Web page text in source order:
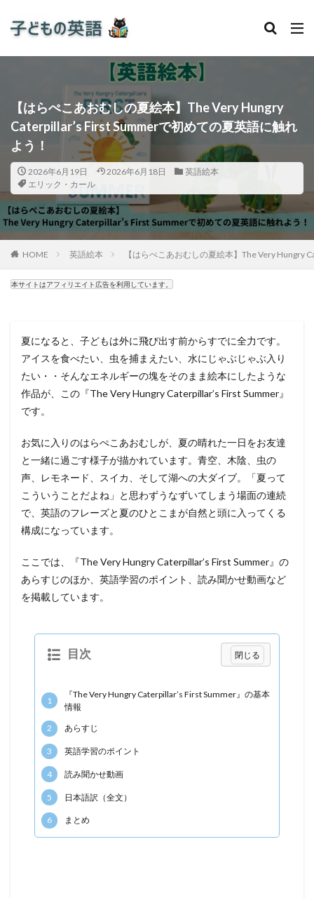
【はらぺこあおむしの夏絵本】The Very Hungry
Caterpillar’s First Summerで初めての夏英語に触れ
よう！
2026年6月19日 2026年6月18日
英語絵本
エリック・カール
HOME 英語絵本 【はらぺこあおむしの夏絵本】The Very Hungry
本サイトはアフィリエイト広告を利用しています。
夏になると、子どもは外に飛び出す前からすでに全力です。
アイスを食べたい、虫を捕まえたい、水にじゃぶじゃぶ入り
たい・・そんなエネルギーの塊をそのまま絵本にしたような
作品が、この『The Very Hungry Caterpillar’s First Summer』
です。
お気に入りのはらぺこあおむしが、夏の晴れた一日をお友達
と一緒に過ごす様子が描かれています。青空、木陰、虫の
声、レモネード、スイカ、そして湖への大ダイブ。「夏って
こういうことだよね」と思わずうなずいてしまう場面の連続
で、英語のフレーズと夏のひとこまが自然と頭に入ってくる
構成になっています。
ここでは、『The Very Hungry Caterpillar’s First Summer』の
あらすじのほか、英語学習のポイント、読み聞かせ動画など
を掲載しています。
目次
1
『The Very Hungry Caterpillar’s First Summer』の基本
情報
2 あらすじ
3 英語学習のポイント
4 読み聞かせ動画
5 日本語訳（全文）
6 まとめ